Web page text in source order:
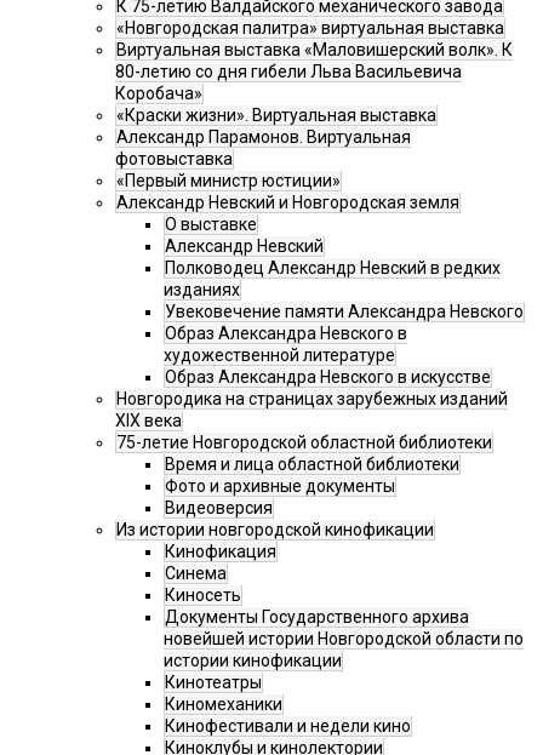
К 75-летию Валдайского механического завода
«Новгородская палитра» виртуальная выставка
Виртуальная выставка «Маловишерский волк». К
80-летию со дня гибели Льва Васильевича
Коробача»
«Краски жизни». Виртуальная выставка
Александр Парамонов. Виртуальная
фотовыставка
«Первый министр юстиции»
Александр Невский и Новгородская земля
О выставке
Александр Невский
Полководец Александр Невский в редких
изданиях
Увековечение памяти Александра Невского
Образ Александра Невского в
художественной литературе
Образ Александра Невского в искусстве
Новгородика на страницах зарубежных изданий
XIX века
75-летие Новгородской областной библиотеки
Время и лица областной библиотеки
Фото и архивные документы
Видеоверсия
Из истории новгородской кинофикации
Кинофикация
Синема
Киносеть
Документы Государственного архива
новейшей истории Новгородской области по
истории кинофикации
Кинотеатры
Киномеханики
Кинофестивали и недели кино
Киноклубы и кинолектории